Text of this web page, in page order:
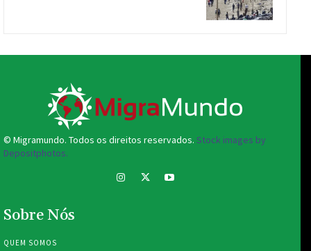
© Migramundo. Todos os direitos reservados. Stock images by
Depositphotos.
Sobre Nós
QUEM SOMOS